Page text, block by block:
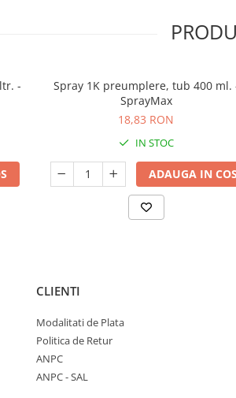
-
Spray 1K preumplere, tub 400 ml.
SprayMax
18,83 RON
IN STOC
ADAUGA IN COS
CLIENTI
Modalitati de Plata
Politica de Retur
ANPC
ANPC - SAL